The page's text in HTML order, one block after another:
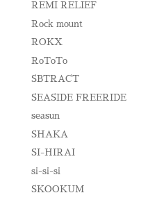
REMI RELIEF
Rock mount
ROKX
RoToTo
SBTRACT
SEASIDE FREERIDE
seasun
SHAKA
SI-HIRAI
si-si-si
SKOOKUM